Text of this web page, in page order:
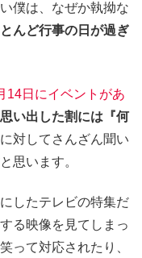
僕は、なぜか執拗な
んど行事の日が過ぎ
14日にイベントがあ
思い出した割には『何
対してさんざん聞い
思います。
したテレビの特集だ
る映像を見てしまっ
って対応されたり、